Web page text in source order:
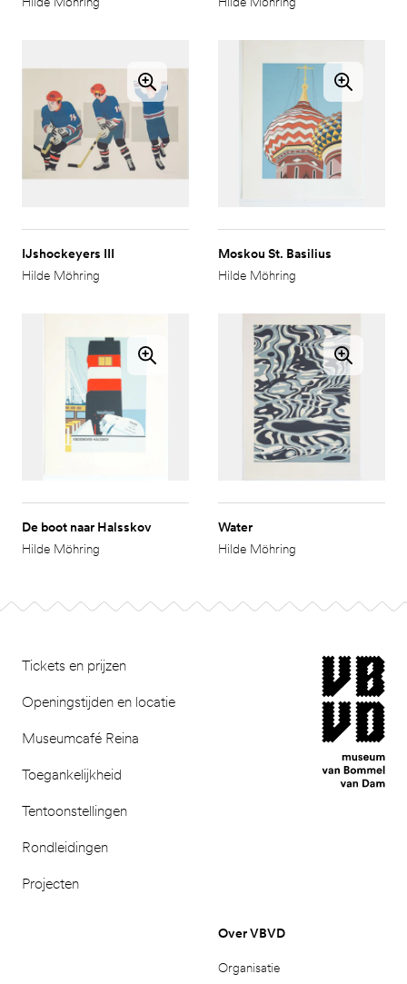
IJshockeyers III
Hilde Möhring
Moskou St. Basilius
Hilde Möhring
De boot naar Halsskov
Hilde Möhring
Water
Hilde Möhring
Tickets en prijzen
Openingstijden en locatie
Museumcafé Reina
Toegankelijkheid
Tentoonstellingen
Rondleidingen
Projecten
museum van
Over VBVD
Organisatie